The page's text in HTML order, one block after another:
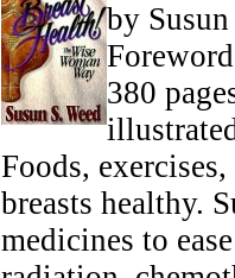
by
380
Foods,
breasts healthy.
medicines to